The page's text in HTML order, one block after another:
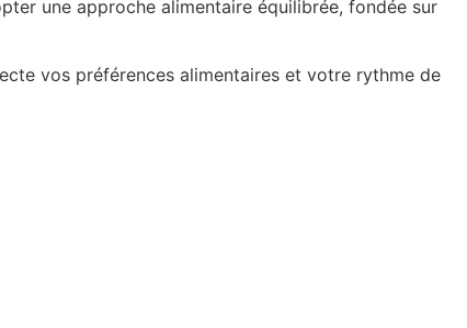
une approche alimentaire équilibrée, fondée sur
vos préférences alimentaires et votre rythme de